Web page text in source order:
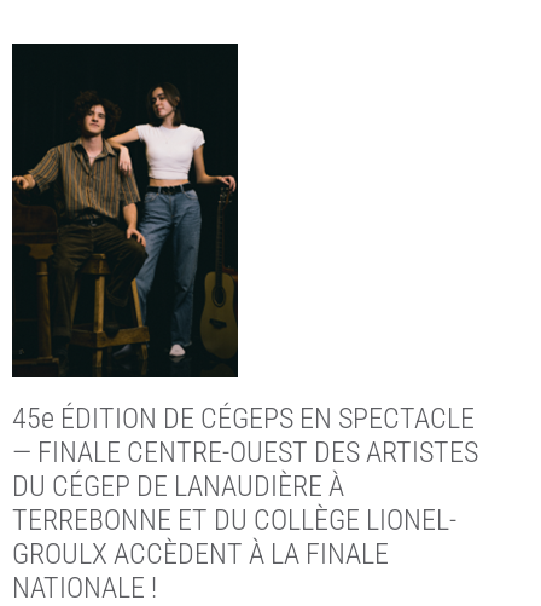
45e ÉDITION DE CÉGEPS EN SPECTACLE
— FINALE CENTRE-OUEST DES ARTISTES
DU CÉGEP DE LANAUDIÈRE À
TERREBONNE ET DU COLLÈGE LIONEL-
GROULX ACCÈDENT À LA FINALE
NATIONALE !